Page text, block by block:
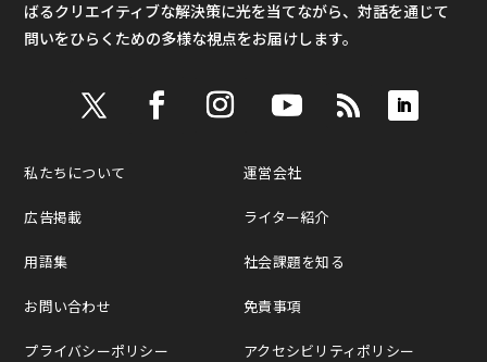
ばるクリエイティブな解決策に光を当てながら、対話を通じて
問いをひらくための多様な視点をお届けします。
私たちについて
広告掲載
用語集
お問い合わせ
プライバシーポリシー
運営会社
ライター紹介
社会課題を知る
免責事項
アクセシビリティポリシー